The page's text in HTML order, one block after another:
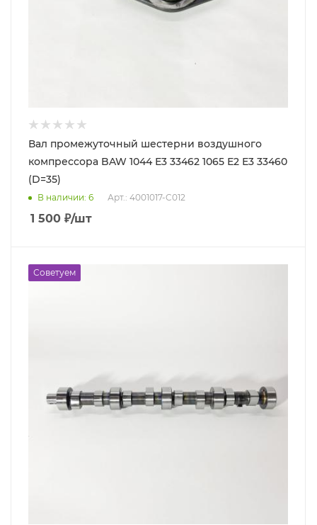
Вал промежуточный шестерни воздушного
компрессора BAW 1044 Е3 33462 1065 Е2 Е3 33460
(D=35)
В наличии: 6 Арт.: 4001017-C012
1 500 ₽/шт
Советуем